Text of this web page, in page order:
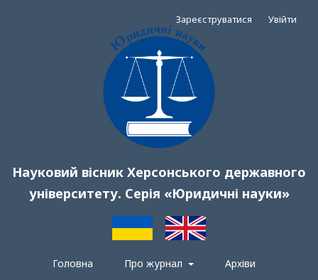
Науковий вісник Херсонського державного
університету. Серія «Юридичні науки»
Головна Про журнал
Архіви
Зареєструватися Увійти